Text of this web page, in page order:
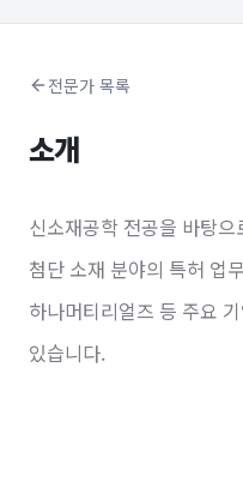
전문가 목록
소개
신소재공학 전공을 바탕
첨단 소재 분야의 특허 업
하나머티리얼즈 등 주요
있습니다.